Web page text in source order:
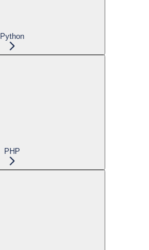
Python
PHP